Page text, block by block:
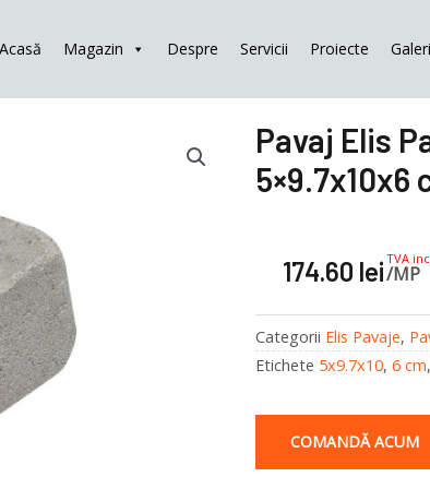
Acasă Magazin Despre Servicii Proiecte
Pavaj Elis
5×9.7x10x6
174.60 lei TVA
/MP
Categorii Elis Pavaje,
Etichete 5x9.7x10, 6 cm,
COMANDĂ ACUM